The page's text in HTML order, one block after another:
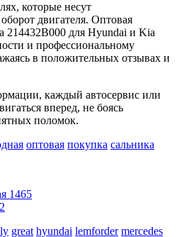
которые несут
двигателя. Оптовая
214432B000 для Hyundai и Kia
и профессиональному
в положительных отзывах и
каждый автосервис или
вперед, не боясь
поломок.
оптовая покупка сальника
1465
great hyundai lemforder mercedes